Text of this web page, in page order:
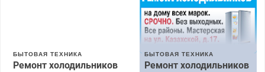
БЫТОВАЯ ТЕХНИКА
Ремонт холодильников
БЫТОВАЯ ТЕХНИКА
Ремонт холодильников